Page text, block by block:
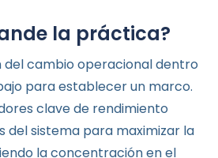
la práctica?
del cambio operacional dentro
para establecer un marco.
clave de rendimiento
del sistema para maximizar la
la concentración en el